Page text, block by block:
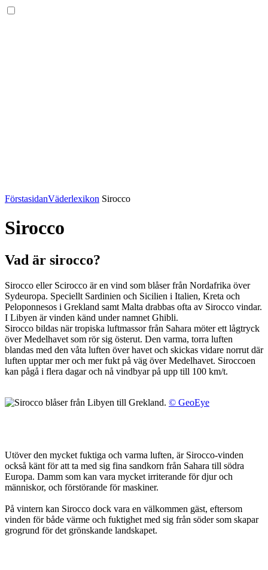
FörstasidanVäderlexikon Sirocco
Sirocco
Vad är sirocco?
Sirocco eller Scirocco är en vind som blåser från Nordafrika över
Sydeuropa. Speciellt Sardinien och Sicilien i Italien, Kreta och
Peloponnesos i Grekland samt Malta drabbas ofta av Sirocco vindar.
I Libyen är vinden känd under namnet Ghibli.
Sirocco bildas när tropiska luftmassor från Sahara möter ett lågtryck
över Medelhavet som rör sig österut. Den varma, torra luften
blandas med den våta luften över havet och skickas vidare norrut där
luften upptar mer och mer fukt på väg över Medelhavet. Siroccoen
kan pågå i flera dagar och nå vindbyar på upp till 100 km/t.
© GeoEye
Utöver den mycket fuktiga och varma luften, är Sirocco-vinden
också känt för att ta med sig fina sandkorn från Sahara till södra
Europa. Damm som kan vara mycket irriterande för djur och
människor, och förstörande för maskiner.
På vintern kan Sirocco dock vara en välkommen gäst, eftersom
vinden för både värme och fuktighet med sig från söder som skapar
grogrund för det grönskande landskapet.